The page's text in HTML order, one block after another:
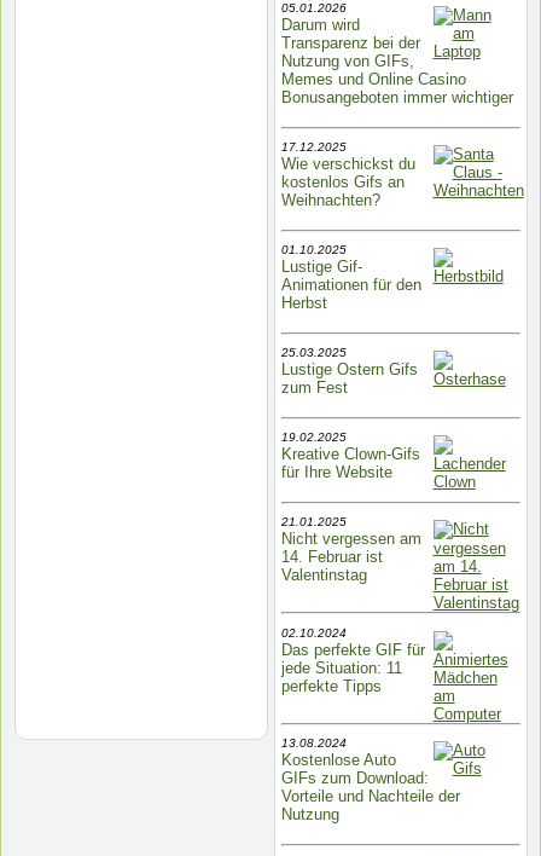
05.01.2026
Darum wird
Transparenz bei der
Nutzung von GIFs,
Memes und Online Casino
Bonusangeboten immer wichtiger
17.12.2025
Wie verschickst du
kostenlos Gifs an
Weihnachten?
01.10.2025
Lustige Gif-
Animationen für den
Herbst
25.03.2025
Lustige Ostern Gifs
zum Fest
19.02.2025
Kreative Clown-Gifs
für Ihre Website
21.01.2025
Nicht vergessen am
14. Februar ist
Valentinstag
02.10.2024
Das perfekte GIF für
jede Situation: 11
perfekte Tipps
13.08.2024
Kostenlose Auto
GIFs zum Download:
Vorteile und Nachteile der
Nutzung